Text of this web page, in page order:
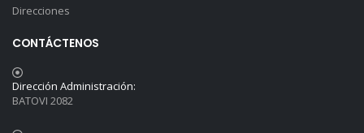
Direcciones
CONTÁCTENOS
Dirección Administración:
BATOVI 2082